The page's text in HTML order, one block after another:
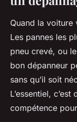
Quand la voiture
Les pannes les
pneu crevé, ou
bon dépanneur
sans qu’il soit
L’essentiel,
compétence